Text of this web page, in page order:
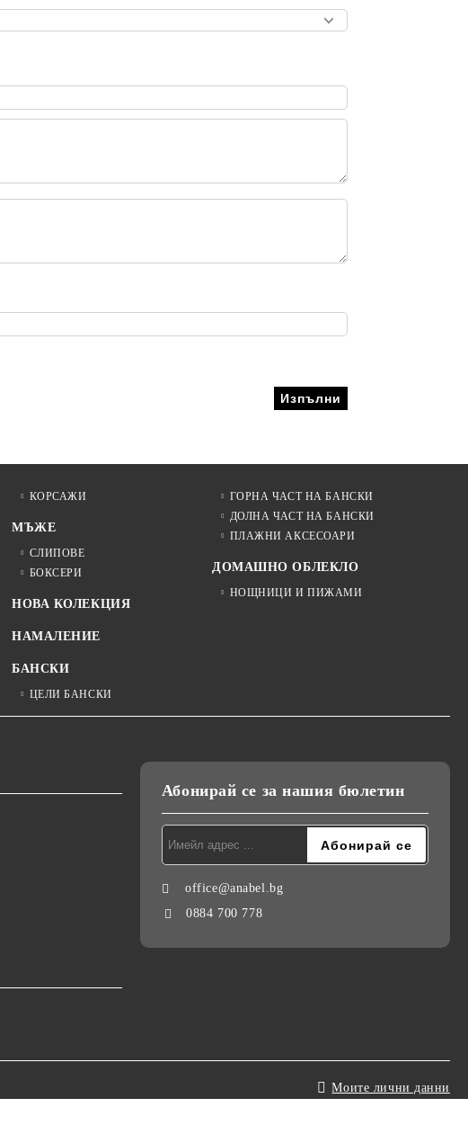
КОРСАЖИ
МЪЖЕ
СЛИПОВЕ
БОКСЕРИ
НОВА КОЛЕКЦИЯ
НАМАЛЕНИЕ
БАНСКИ
ЦЕЛИ БАНСКИ
ГОРНА ЧАСТ НА БАНСКИ
ДОЛНА ЧАСТ НА БАНСКИ
ПЛАЖНИ АКСЕСОАРИ
ДОМАШНО ОБЛЕКЛО
НОЩНИЦИ И ПИЖАМИ
Абонирай се за нашия бюлетин
office@anabel.bg
0884 700 778
Моите лични данни